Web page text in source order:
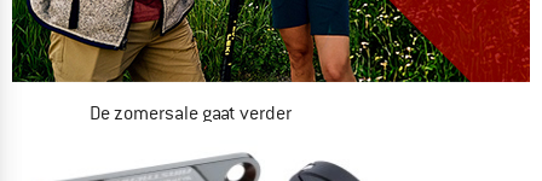
De zomersale gaat verder
NU TOT MAAR LIEFST -50%